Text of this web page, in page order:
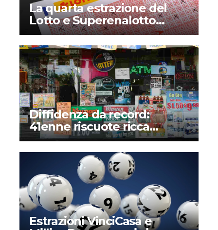
La quarta estrazione del
Lotto e Superenalotto
diventerà permanente?
Quando inizia e che novità
introduce?
Diffidenza da record:
41enne riscuote ricca
vincita alla lotteria dopo
mesi – Il perché di una
storia assurda
Estrazioni VinciCasa e